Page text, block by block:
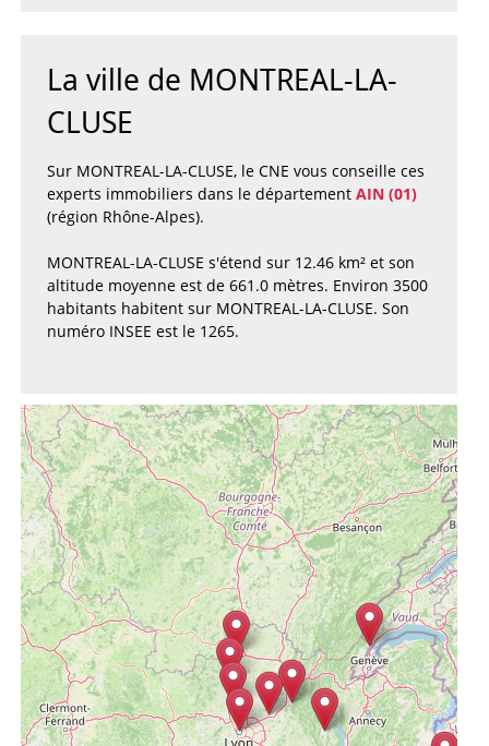
La ville de MONTREAL-LA-
CLUSE
Sur MONTREAL-LA-CLUSE, le CNE vous conseille ces
experts immobiliers dans le département AIN (01)
(région Rhône-Alpes).
MONTREAL-LA-CLUSE s'étend sur 12.46 km² et son
altitude moyenne est de 661.0 mètres. Environ 3500
habitants habitent sur MONTREAL-LA-CLUSE. Son
numéro INSEE est le 1265.